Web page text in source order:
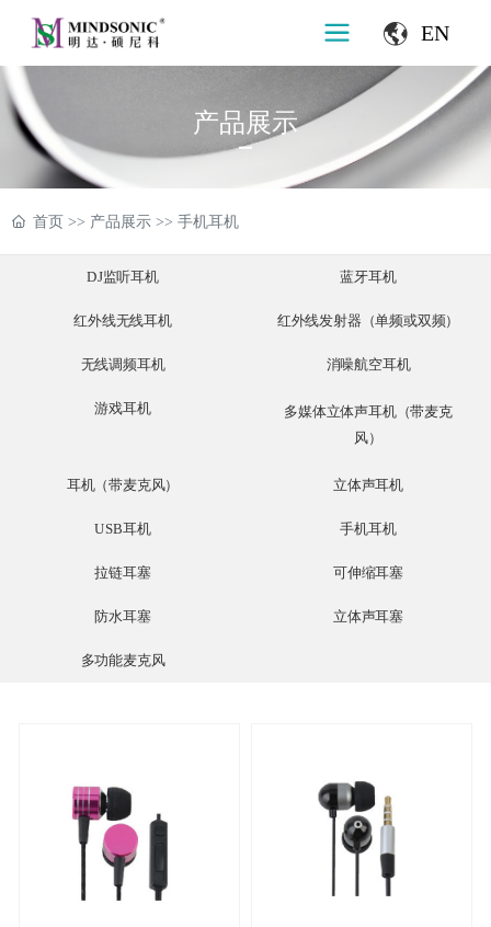
EN
产品展示
首页 >> 产品展示 >>手机耳机
DJ监听耳机 蓝牙耳机
红外线无线耳机 红外线发射器（单频或双频）
无线调频耳机 消噪航空耳机
游戏耳机
多媒体立体声耳机（带麦克
风）
耳机（带麦克风） 立体声耳机
USB耳机 手机耳机
拉链耳塞 可伸缩耳塞
防水耳塞 立体声耳塞
多功能麦克风